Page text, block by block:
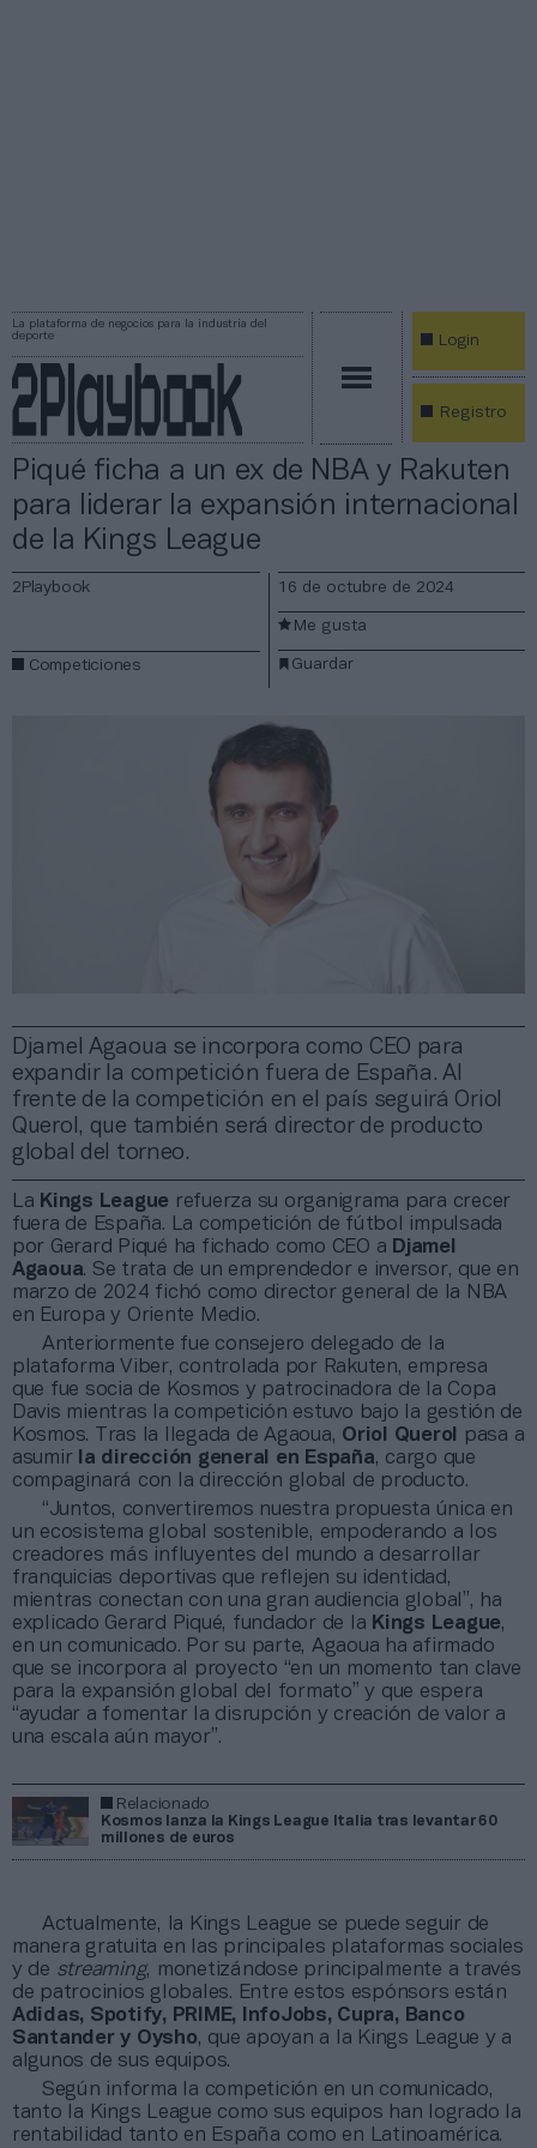
La plataforma de negocios para la industria del
deporte
Login
Registro
Piqué ficha a un ex de NBA y Rakuten
para liderar la expansión internacional
de la Kings League
Djamel Agaoua se incorpora como CEO para
expandir la competición fuera de España. Al
frente de la competición en el país seguirá Oriol
Querol, que también será director de producto
global del torneo.
2Playbook
Competiciones
16 de octubre de 2024
Guardar
Me gusta
La Kings League refuerza su organigrama para crecer
fuera de España. La competición de fútbol impulsada
por Gerard Piqué ha fichado como CEO a Djamel
Agaoua. Se trata de un emprendedor e inversor, que en
marzo de 2024 fichó como director general de la NBA
en Europa y Oriente Medio.
Anteriormente fue consejero delegado de la
plataforma Viber, controlada por Rakuten, empresa
que fue socia de Kosmos y patrocinadora de la Copa
Davis mientras la competición estuvo bajo la gestión de
Kosmos. Tras la llegada de Agaoua, Oriol Querol
pasa a
asumir
la dirección general en España, cargo que
compaginará con la dirección global de producto.
“Juntos, convertiremos nuestra propuesta única en
un ecosistema global sostenible, empoderando a los
creadores más influyentes del mundo a desarrollar
franquicias deportivas que reflejen su identidad,
mientras conectan con una gran audiencia global”, ha
explicado Gerard Piqué, fundador de la Kings League,
en un comunicado. Por su parte, Agaoua ha afirmado
que se incorpora al proyecto “en un momento tan clave
para la expansión global del formato” y que espera
“ayudar a fomentar la disrupción y creación de valor a
una escala aún mayor”.
Relacionado
Kosmos lanza la Kings League Italia tras levantar 60
millones de euros
Actualmente, la Kings League se puede seguir de
manera gratuita en las principales plataformas sociales
y de streaming, monetizándose principalmente a través
de patrocinios globales. Entre estos espónsors están
Adidas, Spotify, PRIME, InfoJobs, Cupra, Banco
Santander y Oysho, que apoyan a la Kings League y a
algunos de sus equipos.
Según informa la competición en un comunicado,
tanto la Kings League como sus equipos han logrado la
rentabilidad tanto en España como en Latinoamérica.